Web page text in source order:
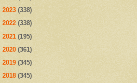
2023 (338)
2022 (338)
2021 (195)
2020 (361)
2019 (345)
2018 (345)